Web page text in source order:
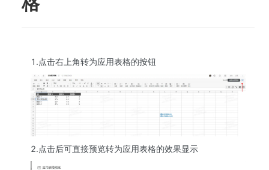
1.点击右上角转为应用表格的按钮
2.点击后可直接预览转为应用表格的效果显示